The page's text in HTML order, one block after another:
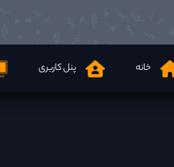
خانه پنل کاربری